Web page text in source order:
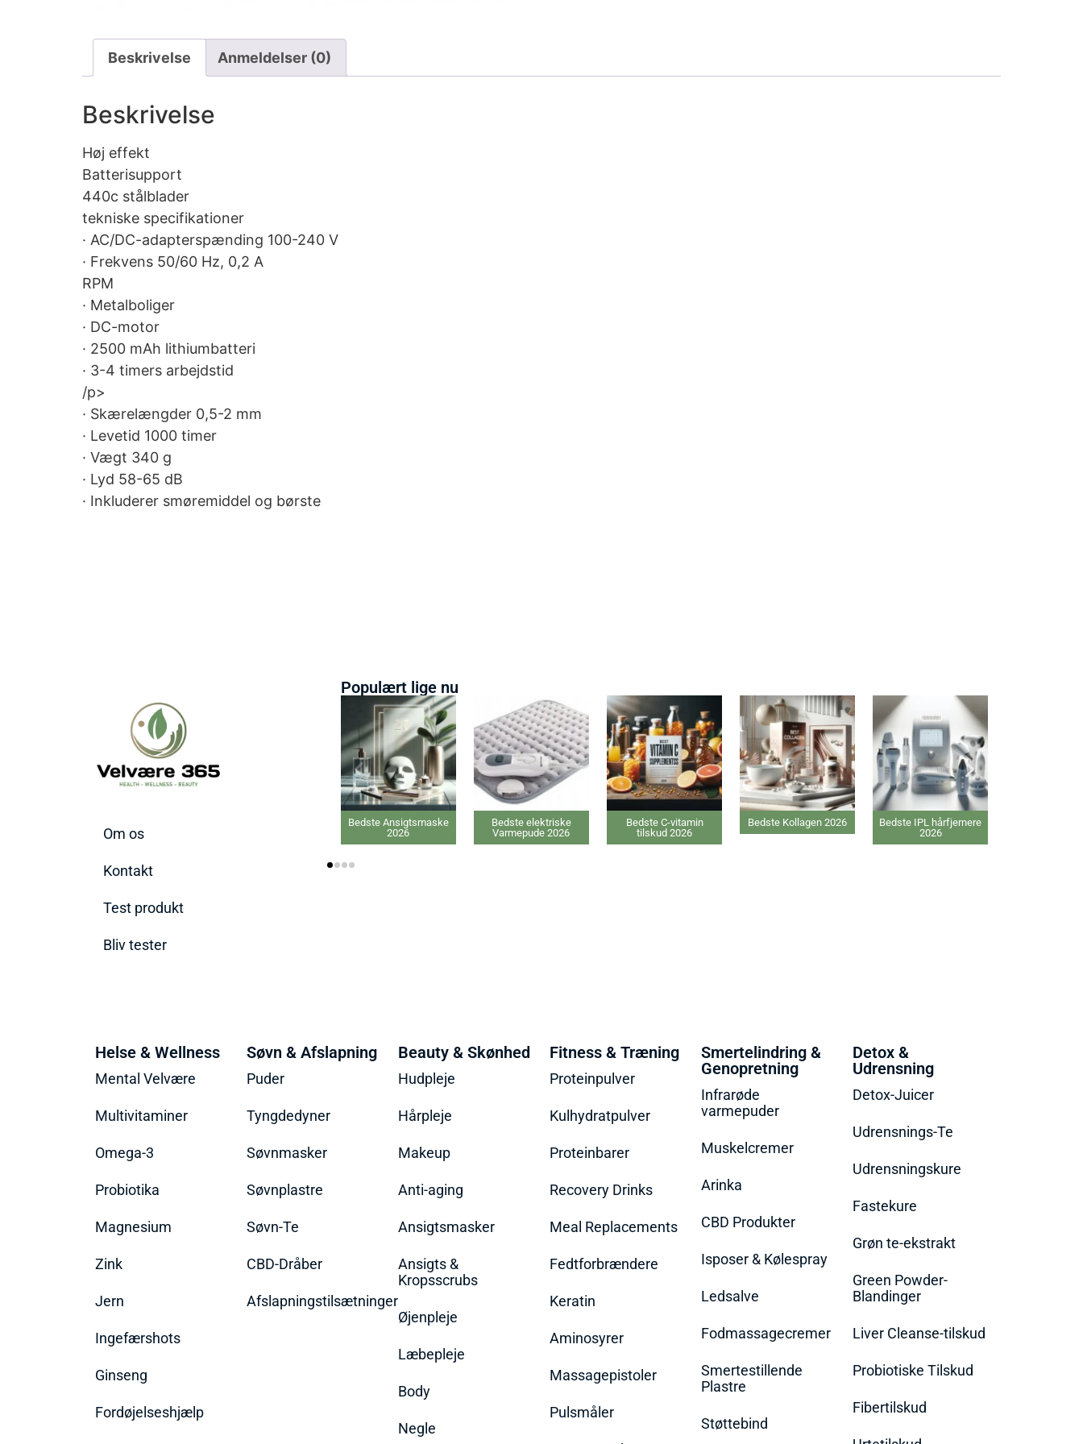
Beskrivelse Anmeldelser (0)
Beskrivelse
Høj effekt
Batterisupport
440c stålblader
tekniske specifikationer
· AC/DC-adapterspænding 100-240 V
· Frekvens 50/60 Hz, 0,2 A
RPM
· Metalboliger
· DC-motor
· 2500 mAh lithiumbatteri
· 3-4 timers arbejdstid
/p>
· Skærelængder 0,5-2 mm
· Levetid 1000 timer
· Vægt 340 g
· Lyd 58-65 dB
· Inkluderer smøremiddel og børste
Om os
Kontakt
Test produkt
Bliv tester
Populært lige nu
Bedste Ansigtsmaske
2026
Bedste elektriske
Varmepude 2026
Bedste C-vitamin
tilskud 2026
Bedste Kollagen 2026
Bedste IPL hårfjernere
2026
Helse & Wellness
Mental Velvære
Multivitaminer
Omega-3
Probiotika
Magnesium
Zink
Jern
Ingefærshots
Ginseng
Fordøjelseshjælp
Søvn & Afslapning
Puder
Tyngdedyner
Søvnmasker
Søvnplastre
Søvn-Te
CBD-Dråber
Afslapningstilsætninger
Beauty & Skønhed
Hudpleje
Hårpleje
Makeup
Anti-aging
Ansigtsmasker
Ansigts &
Kropsscrubs
Øjenpleje
Læbepleje
Body
Negle
Fitness & Træning
Proteinpulver
Kulhydratpulver
Proteinbarer
Recovery Drinks
Meal Replacements
Fedtforbrændere
Keratin
Aminosyrer
Massagepistoler
Pulsmåler
Smertelindring &
Genopretning
Infrarøde
varmepuder
Muskelcremer
Arinka
CBD Produkter
Isposer & Kølespray
Ledsalve
Fodmassagecremer
Smertestillende
Plastre
Støttebind
Detox &
Udrensning
Detox-Juicer
Udrensnings-Te
Udrensningskure
Fastekure
Grøn te-ekstrakt
Green Powder-
Blandinger
Liver Cleanse-tilskud
Probiotiske Tilskud
Fibertilskud